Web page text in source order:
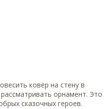
ковёр на стену в
орнамент. Это
сказочных героев.